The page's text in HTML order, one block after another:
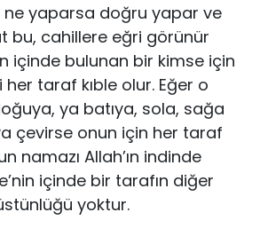
ne yaparsa doğru yapar ve
bu, cahillere eğri görünür
içinde bulunan bir kimse için
taraf kıble olur. Eğer o
ya batıya, sola, sağa
çevirse onun için her taraf
namazı Allah’ın indinde
içinde bir tarafın diğer
yoktur.